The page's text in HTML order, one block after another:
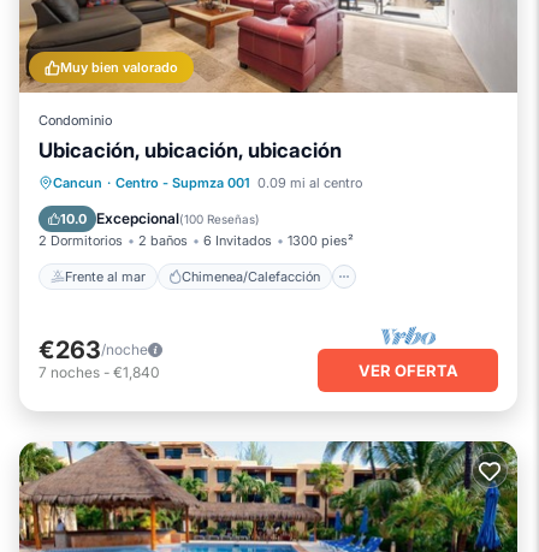
Muy bien valorado
Condominio
Ubicación, ubicación, ubicación
Cancun · Centro - Supmza 001 0.09 mi al centro
10.0 Excepcional(100 Reseñas)
2 Dormitorios 2 baños 6 Invitados 1300 pies²
Frente al mar Chimenea/Calefacción
Frente al mar
Chimenea/Calefacción
Piscina
Vista al mar
€263/noche
7 noches - €1,840 VER OFERTA